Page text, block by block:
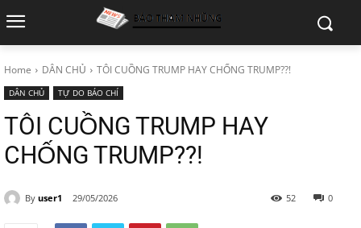
Home DÂN CHỦ TÔI CUỒNG TRUMP HAY CHỐNG TRUMP??!
DÂN CHỦ TỰ DO BÁO CHÍ
TÔI CUỒNG TRUMP HAY
CHỐNG TRUMP??!
By user1 29/05/2026 0
52